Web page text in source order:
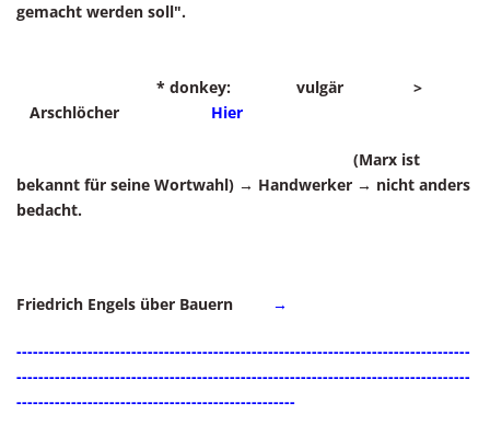
gemacht werden soll".
* donkey: vulgär >
Arschlöcher Hier
(Marx ist
bekannt für seine Wortwahl) → Handwerker → nicht anders
bedacht.
Friedrich Engels über Bauern →
-----------------------------------------------------------------------------------
-----------------------------------------------------------------------------------
---------------------------------------------------